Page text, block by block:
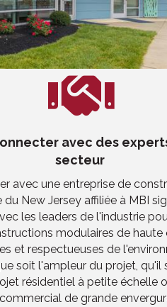
avec des
secteur
avec une entreprise de
New Jersey affiliée à MBI
les leaders de l'industrie
modulaires de haute
et respectueuses de
soit l'ampleur du projet, qu'il
résidentiel à petite échelle
de grande